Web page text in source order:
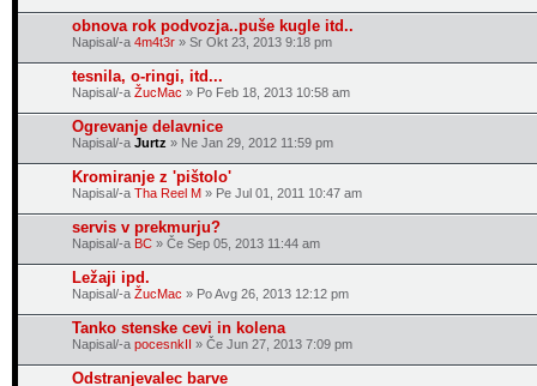
obnova rok podvozja..puše kugle itd..
Napisal/-a 4m4t3r » Sr Okt 23, 2013 9:18 pm
tesnila, o-ringi, itd...
Napisal/-a ŽucMac » Po Feb 18, 2013 10:58 am
Ogrevanje delavnice
Napisal/-a Jurtz » Ne Jan 29, 2012 11:59 pm
Kromiranje z 'pištolo'
Napisal/-a Tha Reel M » Pe Jul 01, 2011 10:47 am
servis v prekmurju?
Napisal/-a BC » Če Sep 05, 2013 11:44 am
Ležaji ipd.
Napisal/-a ŽucMac » Po Avg 26, 2013 12:12 pm
Tanko stenske cevi in kolena
Napisal/-a pocesnkII » Če Jun 27, 2013 7:09 pm
Odstranjevalec barve